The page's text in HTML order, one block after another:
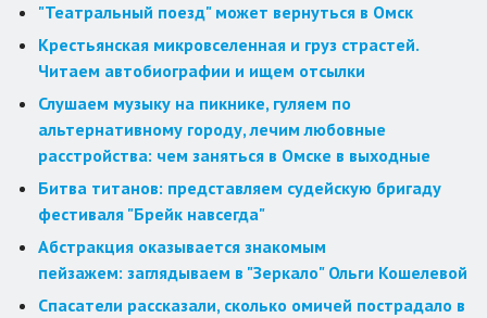
"Театральный поезд" может вернуться в Омск
Крестьянская микровселенная и груз страстей.
Читаем автобиографии и ищем отсылки
Слушаем музыку на пикнике, гуляем по
альтернативному городу, лечим любовные
расстройства: чем заняться в Омске в выходные
Битва титанов: представляем судейскую бригаду
фестиваля "Брейк навсегда"
Абстракция оказывается знакомым
пейзажем: заглядываем в "Зеркало" Ольги Кошелевой
Спасатели рассказали, сколько омичей пострадало в